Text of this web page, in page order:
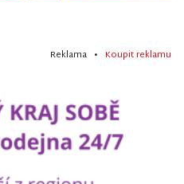
Reklama • Koupit reklamu